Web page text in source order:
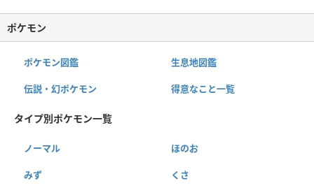
ポケモン
ポケモン図鑑 生息地図鑑
伝説・幻ポケモン 得意なこと一覧
タイプ別ポケモン一覧
ノーマル ほのお
みず くさ